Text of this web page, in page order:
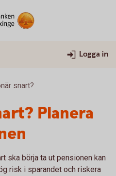
Logga in
snart?
Planera
ska börja ta ut pensionen kan
risk i sparandet och riskera